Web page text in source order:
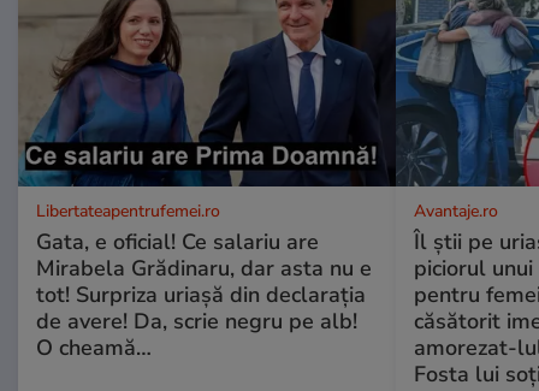
Libertateapentrufemei.ro
Gata, e oficial! Ce salariu are
Mirabela Grădinaru, dar asta nu e
tot! Surpriza uriașă din declarația
de avere! Da, scrie negru pe alb!
O cheamă…
Avantaje.ro
Îl știi pe
piciorul
pentru
căsătorit
amorezat-
Fosta lui